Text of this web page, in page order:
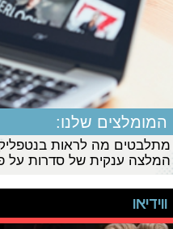
המומלצים שלנו:
מתלבטים מה לראות
המלצה ענקית של סדרות על
ווידיאו